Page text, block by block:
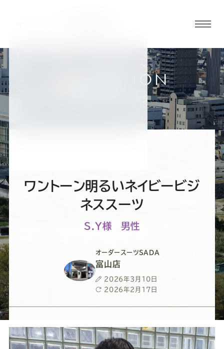
ルメ
ニュ
ーボ
タン
ツ
SADA
ー
ツ
SADA
ダ
ー
ス
ー
ツ
SADA
ダ
ー
ス
ー
ツ
SADA
ダ
ー
ス
ー
ツ
SADA
COLLECTION
お客様スーツコレクション
ワントーン明るいネイビービジ
ネススーツ
S.Y様 男性
オーダースーツSADA
富山店
投
稿
2026年3月10日
最
日
2026年2月17日